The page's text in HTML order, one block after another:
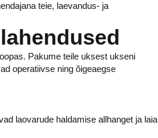
teie, laevandus- ja
Pakume teile uksest ukseni
operatiivse ning õigeaegse
laovarude haldamise allhanget ja laia